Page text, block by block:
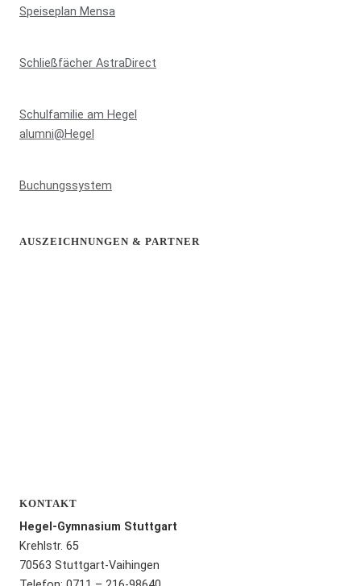
Speiseplan Mensa
Schließfächer AstraDirect
Schulfamilie am Hegel
alumni@Hegel
Buchungssystem
AUSZEICHNUNGEN & PARTNER
KONTAKT
Hegel-Gymnasium Stuttgart
Krehlstr. 65
70563 Stuttgart-Vaihingen